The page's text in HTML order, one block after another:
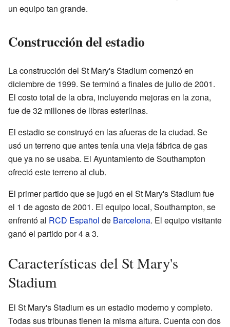
un equipo tan grande.
Construcción del estadio
La construcción del St Mary's Stadium comenzó en
diciembre de 1999. Se terminó a finales de julio de 2001.
El costo total de la obra, incluyendo mejoras en la zona,
fue de 32 millones de libras esterlinas.
El estadio se construyó en las afueras de la ciudad. Se
usó un terreno que antes tenía una vieja fábrica de gas
que ya no se usaba. El Ayuntamiento de Southampton
ofreció este terreno al club.
El primer partido que se jugó en el St Mary's Stadium fue
el 1 de agosto de 2001. El equipo local, Southampton, se
enfrentó al RCD Español de Barcelona. El equipo visitante
ganó el partido por 4 a 3.
Características del St Mary's
Stadium
El St Mary's Stadium es un estadio moderno y completo.
Todas sus tribunas tienen la misma altura. Cuenta con dos